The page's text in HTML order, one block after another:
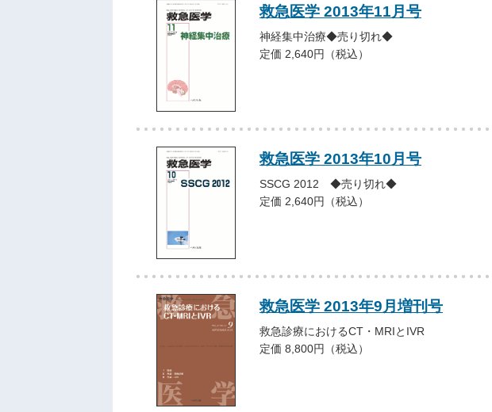
救急医学 2013年11月号
神経集中治療◆売り切れ◆
定価 2,640円（税込）
救急医学 2013年10月号
SSCG 2012 ◆売り切れ◆
定価 2,640円（税込）
救急医学 2013年9月増刊号
救急診療におけるCT・MRIとIVR
定価 8,800円（税込）